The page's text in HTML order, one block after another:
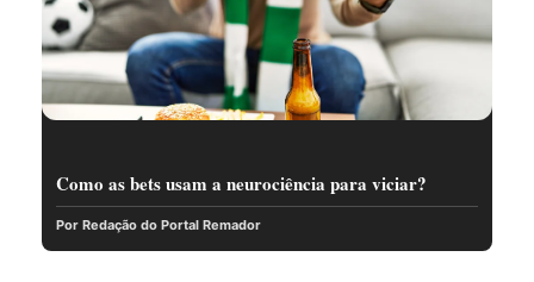
Como as bets usam a neurociência para viciar?
Por Redação do Portal Remador